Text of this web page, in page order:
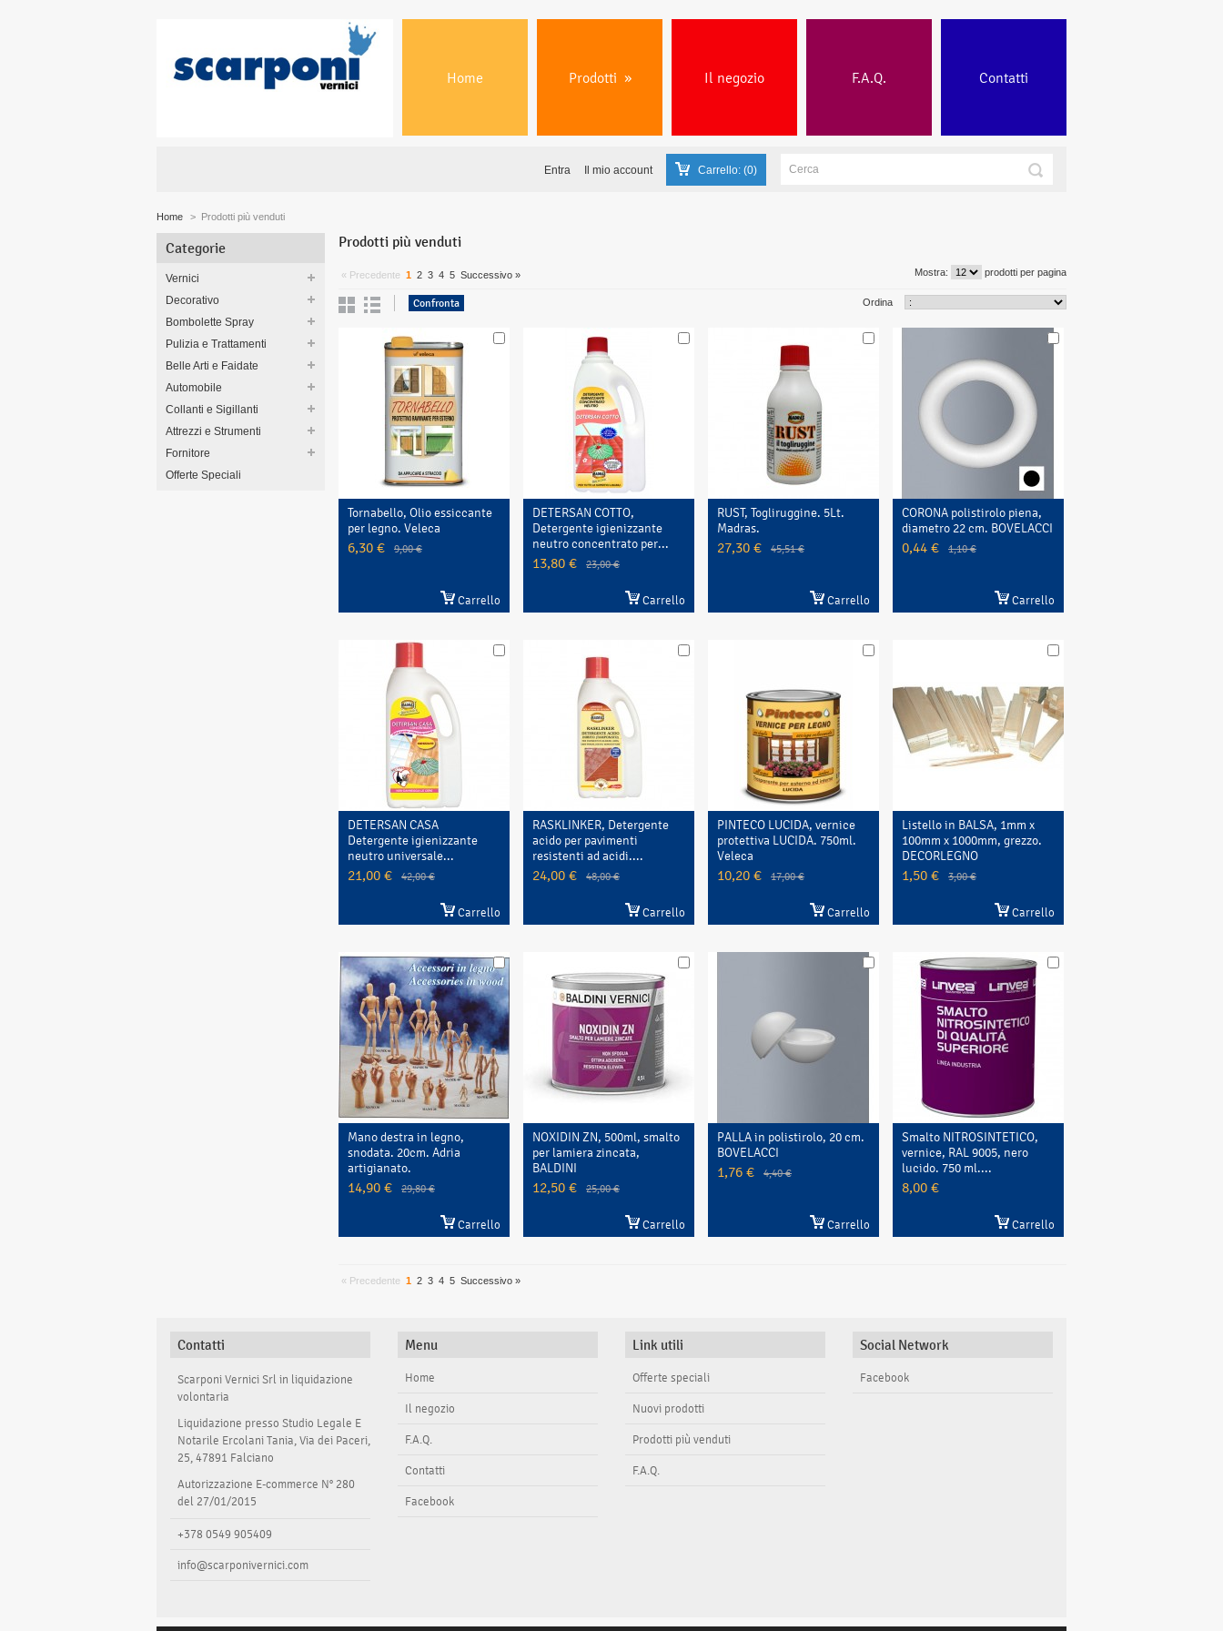
Entra Il mio account Carrello: (0)
Home Prodotti » Il negozio F.A.Q. Contatti
Home > Prodotti più venduti
Categorie
Vernici
Decorativo
Bombolette Spray
Pulizia e Trattamenti
Belle Arti e Faidate
Automobile
Collanti e Sigillanti
Attrezzi e Strumenti
Fornitore
Offerte Speciali
Prodotti più venduti
« Precedente 1 2 3 4 5 Successivo » Mostra: prodotti per pagina
Ordina
Tornabello, Olio essiccante
per legno. Veleca
6,30 € 9,00 €
Carrello
DETERSAN COTTO,
Detergente igienizzante
neutro concentrato per...
13,80 € 23,00 €
Carrello
RUST, Togliruggine. 5Lt.
Madras.
27,30 € 45,51 €
Carrello
CORONA polistirolo piena,
diametro 22 cm. BOVELACCI
0,44 € 1,10 €
Carrello
DETERSAN CASA
Detergente igienizzante
neutro universale...
21,00 € 42,00 €
Carrello
RASKLINKER, Detergente
acido per pavimenti
resistenti ad acidi....
24,00 € 48,00 €
Carrello
PINTECO LUCIDA, vernice
protettiva LUCIDA. 750ml.
Veleca
10,20 € 17,00 €
Carrello
Listello in BALSA, 1mm x
100mm x 1000mm, grezzo.
DECORLEGNO
1,50 € 3,00 €
Carrello
Mano destra in legno,
snodata. 20cm. Adria
artigianato.
14,90 € 29,80 €
Carrello
NOXIDIN ZN, 500ml, smalto
per lamiera zincata,
BALDINI
12,50 € 25,00 €
Carrello
PALLA in polistirolo, 20 cm.
BOVELACCI
1,76 € 4,40 €
Carrello
Smalto NITROSINTETICO,
vernice, RAL 9005, nero
lucido. 750 ml....
8,00 €
Carrello
« Precedente 1 2 3 4 5 Successivo »
Contatti
Scarponi Vernici Srl in liquidazione
volontaria
Liquidazione presso Studio Legale E
Notarile Ercolani Tania, Via dei Paceri,
25, 47891 Falciano
Autorizzazione E-commerce N° 280
del 27/01/2015
+378 0549 905409
info@scarponivernici.com
Menu
Home
Il negozio
F.A.Q.
Contatti
Facebook
Link utili
Offerte speciali
Nuovi prodotti
Prodotti più venduti
F.A.Q.
Social Network
Facebook